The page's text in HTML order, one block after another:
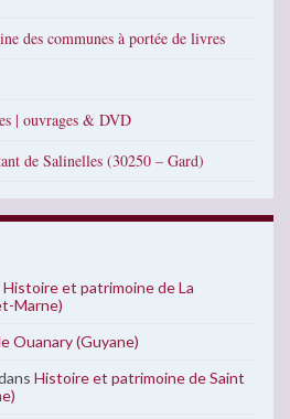
des communes à portée de livres
| ouvrages & DVD
de Salinelles (30250 – Gard)
Histoire et patrimoine de La
Marne)
Ouanary (Guyane)
Histoire et patrimoine de Saint